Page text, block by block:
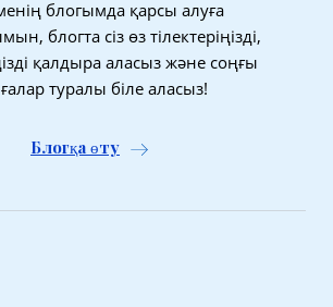
менің блогымда қарсы алуға
блогта сіз өз тілектеріңізді,
қалдыра аласыз және соңғы
туралы біле аласыз!
Блогқа өту